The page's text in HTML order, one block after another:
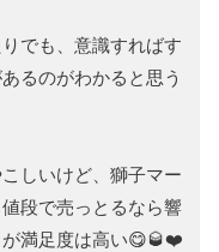
でも、意識すればす
るのがわかると思う
しいけど、獅子マー
段で売っとるなら響
満足度は高い😋🥃❤️